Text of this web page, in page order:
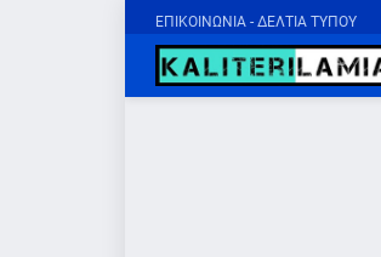
ΕΠΙΚΟΙΝΩΝΙΑ - ΔΕΛΤΙΑ ΤΥΠΟΥ